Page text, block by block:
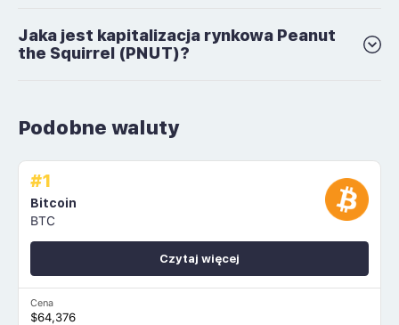
Jaka jest kapitalizacja rynkowa Peanut
the Squirrel (PNUT)?
Podobne waluty
#1
Bitcoin
BTC
Cena
$64,376
Czytaj więcej